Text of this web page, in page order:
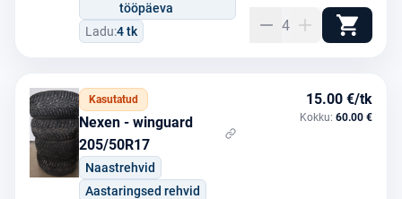
tööpäeva
Ladu:4 tk 4
Kasutatud
Nexen - winguard
205/50R17
Naastrehvid
Aastaringsed rehvid
15.00 €/tk
Kokku: 60.00 €